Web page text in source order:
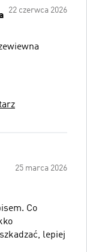
22 czerwca 2026
25 marca 2026
Co
lepiej